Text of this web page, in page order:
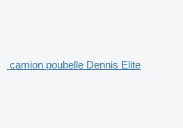
camion poubelle Dennis Elite